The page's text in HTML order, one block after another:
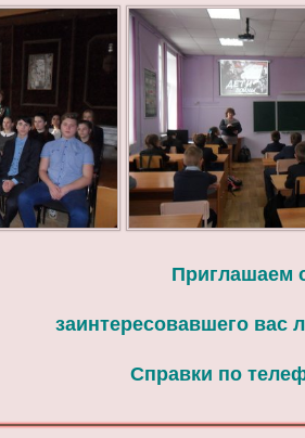
Приглашаем
заинтересовавшего вас
Справки по